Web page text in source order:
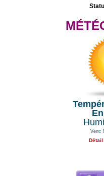
Vent: